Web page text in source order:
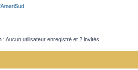
Aucun utilisateur enregistré et 2 invités